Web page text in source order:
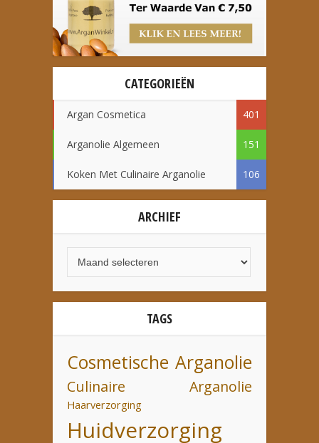
CATEGORIEËN
Argan Cosmetica 401
Arganolie Algemeen 151
Koken Met Culinaire Arganolie 106
ARCHIEF
TAGS
Cosmetische Arganolie
Culinaire Arganolie
Haarverzorging
Huidverzorging